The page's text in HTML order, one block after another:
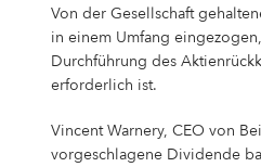
Von der Gesellschaft
in einem Umfang
Durchführung des
erforderlich ist.
Vincent Warnery, CEO von
vorgeschlagene Dividende